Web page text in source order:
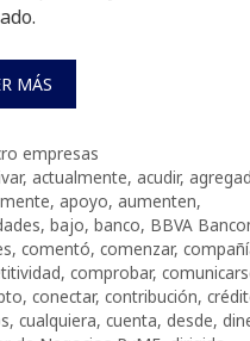
MÁS
empresas
, actualmente, acudir,
, apoyo, aumenten,
, bajo, banco, BBVA
, comentó, comenzar,
, comprobar,
, conectar, contribución,
, cualquiera, cuenta, desde,